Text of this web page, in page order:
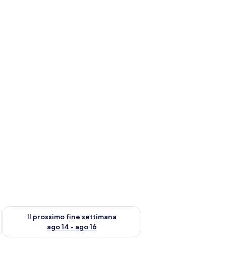
ago 7 - ago 9
Il prossimo fine settimana
ago 14 - ago 16
Verifica la disponibilità per il prossimo fine settimana, ago 14
scrivania con una sedia, una ventola a soffitto e una finestra con tende.